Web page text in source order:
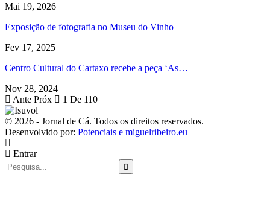
Mai 19, 2026
Exposição de fotografia no Museu do Vinho
Fev 17, 2025
Centro Cultural do Cartaxo recebe a peça ‘As…
Nov 28, 2024
Ante Próx 1 De 110
© 2026 - Jornal de Cá. Todos os direitos reservados.
Desenvolvido por: Potenciais e miguelribeiro.eu
Entrar